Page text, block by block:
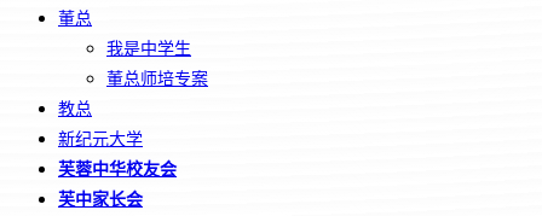
董总
我是中学生
董总师培专案
教总
新纪元大学
芙蓉中华校友会
芙中家长会